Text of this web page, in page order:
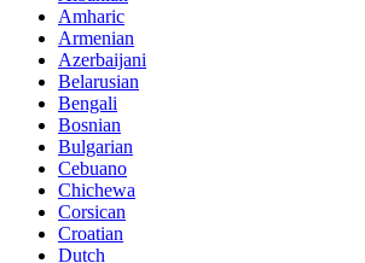
Amharic
Armenian
Azerbaijani
Belarusian
Bengali
Bosnian
Bulgarian
Cebuano
Chichewa
Corsican
Croatian
Dutch